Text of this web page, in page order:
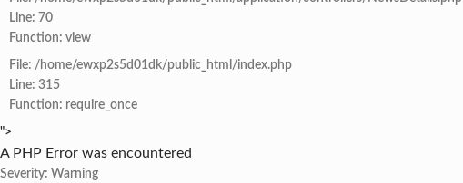
Line: 70
Function: view
File: /home/ewxp2s5d01dk/public_html/index.php
Line: 315
Function: require_once
">
A PHP Error was encountered
Severity: Warning